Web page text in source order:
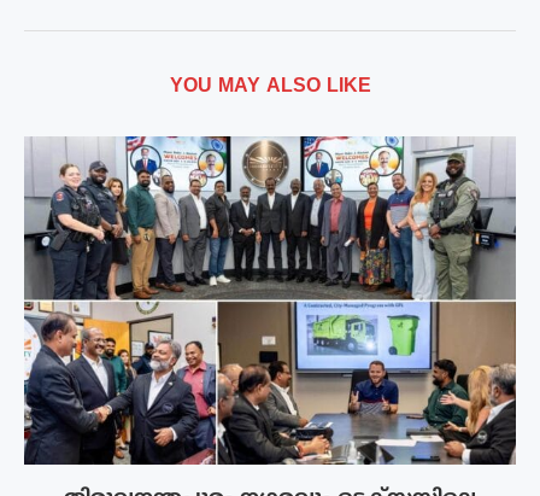
YOU MAY ALSO LIKE